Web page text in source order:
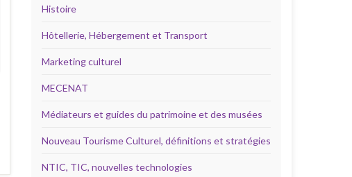
Histoire
Hôtellerie, Hébergement et Transport
Marketing culturel
MECENAT
Médiateurs et guides du patrimoine et des musées
Nouveau Tourisme Culturel, définitions et stratégies
NTIC, TIC, nouvelles technologies